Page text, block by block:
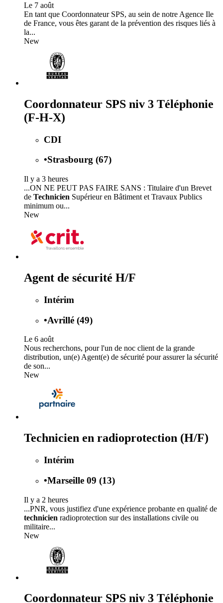
Le 7 août
En tant que Coordonnateur SPS, au sein de notre Agence Ile
de France, vous êtes garant de la prévention des risques liés à
la...
New
Coordonnateur SPS niv 3 Téléphonie
(F-H-X)
CDI
•Strasbourg (67)
Il y a 3 heures
...ON NE PEUT PAS FAIRE SANS : Titulaire d'un Brevet
de Technicien Supérieur en Bâtiment et Travaux Publics
minimum ou...
New
Agent de sécurité H/F
Intérim
•Avrillé (49)
Le 6 août
Nous recherchons, pour l'un de noc client de la grande
distribution, un(e) Agent(e) de sécurité pour assurer la sécurité
de son...
New
Technicien en radioprotection (H/F)
Intérim
•Marseille 09 (13)
Il y a 2 heures
...PNR, vous justifiez d'une expérience probante en qualité de
technicien radioprotection sur des installations civile ou
militaire...
New
Coordonnateur SPS niv 3 Téléphonie